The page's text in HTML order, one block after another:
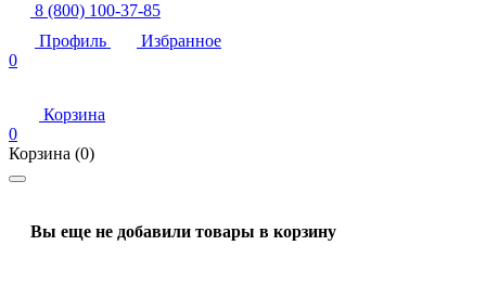
8 (800) 100-37-85
Профиль
Избранное
0
Корзина
0
Корзина (0)
Вы еще не добавили товары в корзину